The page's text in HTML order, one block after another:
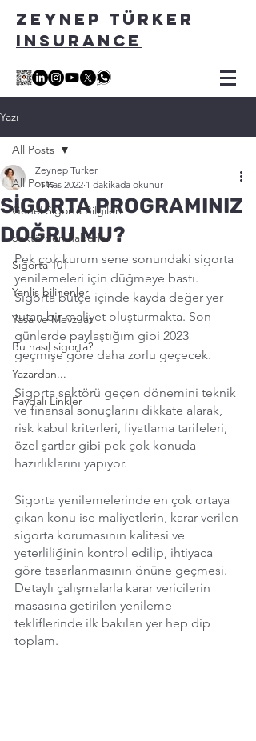
ZEYNEP TÜRKER
INSURANCE
Yazı
All Posts
Genel Sigorta Bilgileri
Sektörden haberler
Sigorta 101
Yanlis bilinenler
Yasa ve Mevzuat
Bu nasıl sigorta?
Yazardan...
Faydalı Linkler
All Posts
SİGORTA PROGRAMINIZ
DOĞRU MU?
Zeynep Turker
11 Kas 2022 1 dakikada okunur
Pek çok kurum sene sonundaki sigorta
yenilemeleri için düğmeye bastı.
Sigorta bütçe içinde kayda değer yer
tutan bir maliyet oluşturmakta. Son
günlerde paylaştığım gibi 2023
geçmişe göre daha zorlu geçecek.
Sigorta sektörü geçen dönemini teknik
ve finansal sonuçlarını dikkate alarak,
risk kabul kriterleri, fiyatlama tarifeleri,
özel şartlar gibi pek çok konuda
hazırlıklarını yapıyor.
Sigorta yenilemelerinde en çok ortaya
çıkan konu ise maliyetlerin, karar verilen
sigorta korumasının kalitesi ve
yeterliliğinin kontrol edilip, ihtiyaca
göre tasarlanmasının önüne geçmesi.
Detaylı çalışmalarla karar vericilerin
masasına getirilen yenileme
tekliflerinde ilk bakılan yer hep dip
toplam.